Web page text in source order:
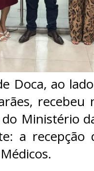
Doca, ao
recebeu
Ministério
a recepção